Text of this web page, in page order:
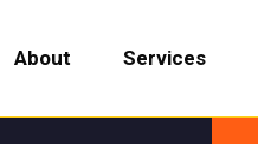
About Services